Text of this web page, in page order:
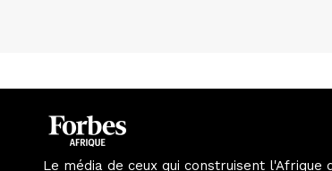
Le média de ceux qui construisent l'Afrique